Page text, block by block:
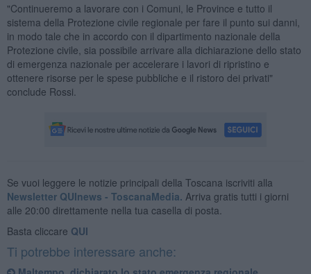
"Continueremo a lavorare con i Comuni, le Province e tutto il
sistema della Protezione civile regionale per fare il punto sui danni,
in modo tale che in accordo con il dipartimento nazionale della
Protezione civile, sia possibile arrivare alla dichiarazione dello stato
di emergenza nazionale per accelerare i lavori di ripristino e
ottenere risorse per le spese pubbliche e il ristoro dei privati"
conclude Rossi.
Se vuoi leggere le notizie principali della Toscana iscriviti alla
Newsletter QUInews - ToscanaMedia. Arriva gratis tutti i giorni
alle 20:00 direttamente nella tua casella di posta.
Basta cliccare QUI
Ti potrebbe interessare anche: